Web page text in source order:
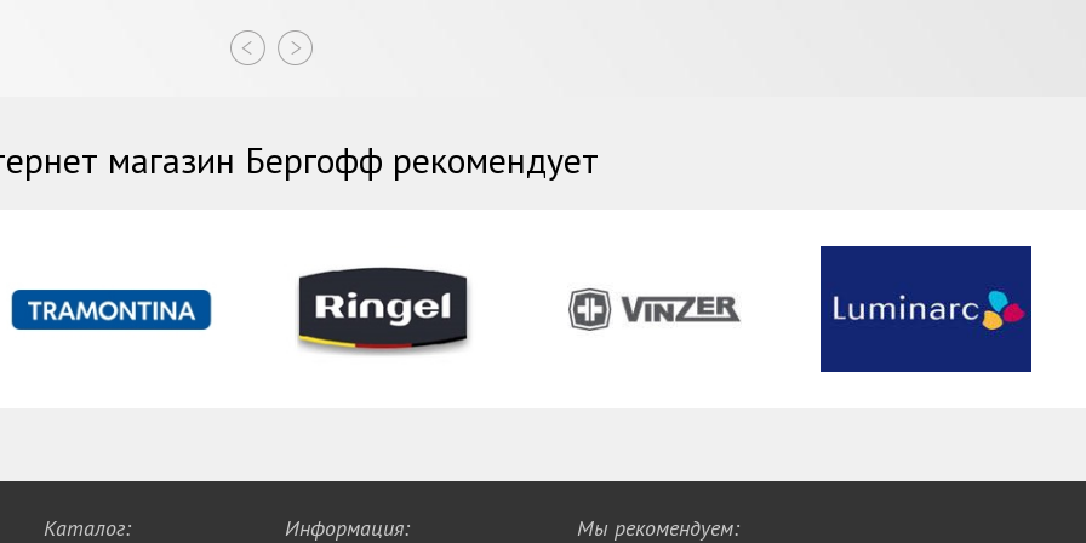
магазин Бергофф рекомендует
Каталог: Информация: Мы рекомендуем: